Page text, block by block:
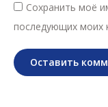
Сохранить моё
последующих моих
Оставить